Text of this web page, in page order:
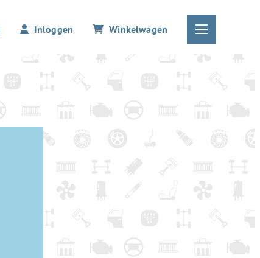
Inloggen Winkelwagen